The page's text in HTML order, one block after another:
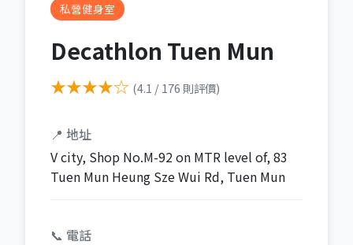
私營健身室
Decathlon Tuen Mun
★★★★☆ (4.1 / 176 則評價)
📍 地址
V city, Shop No.M-92 on MTR level of, 83
Tuen Mun Heung Sze Wui Rd, Tuen Mun
📞 電話